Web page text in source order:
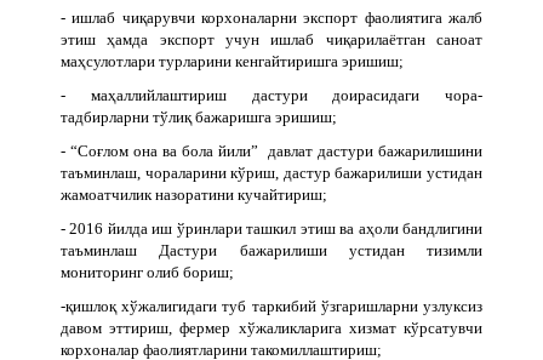
- ишлаб чиқарувчи корхоналарни экспорт фаолиятига жалб
этиш ҳамда экспорт учун ишлаб чиқарилаётган саноат
маҳсулотлари турларини кенгайтиришга эришиш;
- маҳаллийлаштириш дастури доирасидаги чора-
тадбирларни тўлиқ бажаришга эришиш;
- “Соғлом она ва бола йили” давлат дастури бажарилишини
таъминлаш, чораларини кўриш, дастур бажарилиши устидан
жамоатчилик назоратини кучайтириш;
- 2016 йилда иш ўринлари ташкил этиш ва аҳоли бандлигини
таъминлаш Дастури бажарилиши устидан тизимли
мониторинг олиб бориш;
-қишлоқ хўжалигидаги туб таркибий ўзгаришларни узлуксиз
давом эттириш, фермер хўжаликларига хизмат кўрсатувчи
корхоналар фаолиятларини такомиллаштириш;